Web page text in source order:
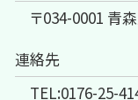
〒034-0001 青
連絡先
TEL:0176-25-